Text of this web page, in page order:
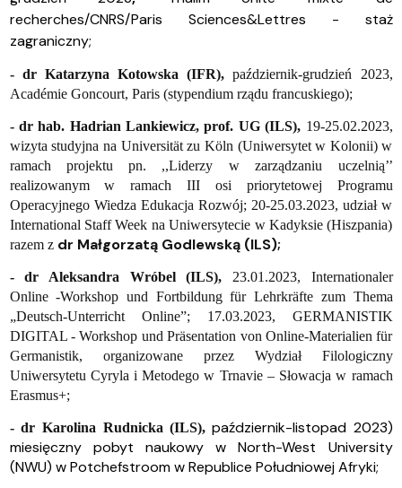
recherches/CNRS/Paris Sciences&Lettres - staż
zagraniczny;
- dr Katarzyna Kotowska (IFR), październik-grudzień 2023,
Académie Goncourt, Paris (stypendium rządu francuskiego);
- dr hab. Hadrian Lankiewicz, prof. UG (ILS), 19-25.02.2023,
wizyta studyjna na Universität zu Köln (Uniwersytet w Kolonii) w
ramach projektu pn. ,,Liderzy w zarządzaniu uczelnią’’
realizowanym w ramach III osi priorytetowej Programu
Operacyjnego Wiedza Edukacja Rozwój; 20-25.03.2023, udział w
International Staff Week na Uniwersytecie w Kadyksie (Hiszpania)
razem z dr Małgorzatą Godlewską (ILS);
-dr Aleksandra Wróbel (ILS), 23.01.2023, Internationaler
Online -Workshop und Fortbildung für Lehrkräfte zum Thema
„Deutsch-Unterricht Online”; 17.03.2023, GERMANISTIK
DIGITAL - Workshop und Präsentation von Online-Materialien für
Germanistik, organizowane przez Wydział Filologiczny
Uniwersytetu Cyryla i Metodego w Trnavie – Słowacja w ramach
Erasmus+;
- dr Karolina Rudnicka (ILS), październik-listopad 2023)
miesięczny pobyt naukowy w North-West University
(NWU) w Potchefstroom w Republice Południowej Afryki;